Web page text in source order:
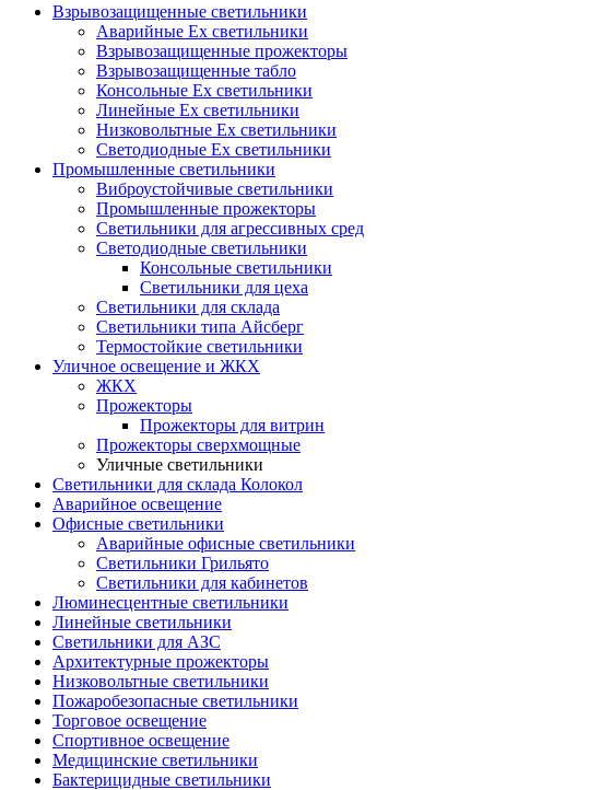
Взрывозащищенные светильники
Аварийные Ex светильники
Взрывозащищенные прожекторы
Взрывозащищенные табло
Консольные Ех светильники
Линейные Ex светильники
Низковольтные Ex светильники
Светодиодные Ex светильники
Промышленные светильники
Виброустойчивые светильники
Промышленные прожекторы
Светильники для агрессивных сред
Светодиодные светильники
Консольные светильники
Светильники для цеха
Светильники для склада
Светильники типа Айсберг
Термостойкие светильники
Уличное освещение и ЖКХ
ЖКХ
Прожекторы
Прожекторы для витрин
Прожекторы сверхмощные
Уличные светильники
Светильники для склада Колокол
Аварийное освещение
Офисные светильники
Аварийные офисные светильники
Светильники Грильято
Светильники для кабинетов
Люминесцентные светильники
Линейные светильники
Светильники для АЗС
Архитектурные прожекторы
Низковольтные светильники
Пожаробезопасные светильники
Торговое освещение
Спортивное освещение
Медицинские светильники
Бактерицидные светильники